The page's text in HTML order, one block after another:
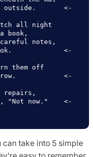
can take into 5 simple